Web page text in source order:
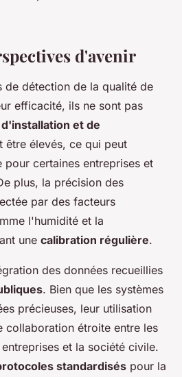
d'avenir
de détection de la qualité de
efficacité, ils ne sont pas
et de
être élevés, ce qui peut
pour certaines entreprises et
plus, la précision des
par des facteurs
l'humidité et la
une calibration régulière.
des données recueillies
. Bien que les systèmes
précieuses, leur utilisation
collaboration étroite entre les
et la société civile.
standardisés pour la